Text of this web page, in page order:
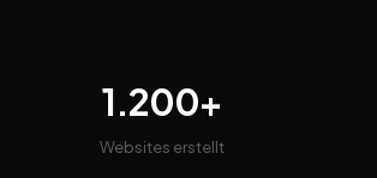
1.200+
Websites erstellt